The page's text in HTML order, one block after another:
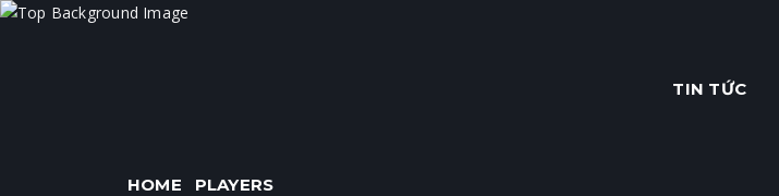
TIN TỨC
HOME PLAYERS